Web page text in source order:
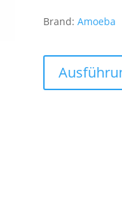
Brand:Amoeba